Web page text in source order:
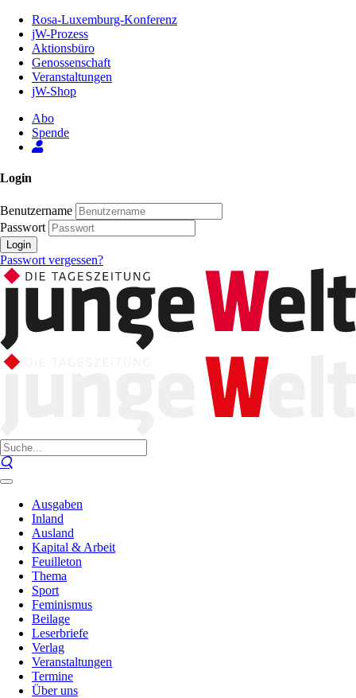
Inhalt
Seite
Rosa-Luxemburg-Konferenz
jW-Prozess
Aktionsbüro
Genossenschaft
Veranstaltungen
jW-Shop
Abo
Spende
Login
Benutzername
Passwort
Login
Passwort vergessen?
Ausgaben
Inland
Ausland
Kapital & Arbeit
Feuilleton
Thema
Sport
Feminismus
Beilage
Leserbriefe
Verlag
Veranstaltungen
Termine
Über uns